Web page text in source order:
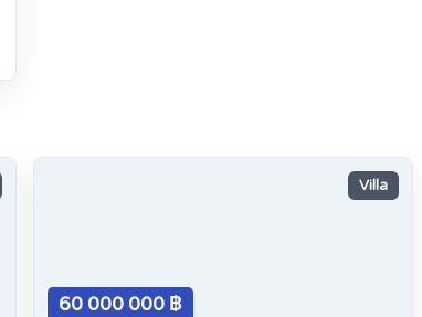
Villa
60 000 000 ฿